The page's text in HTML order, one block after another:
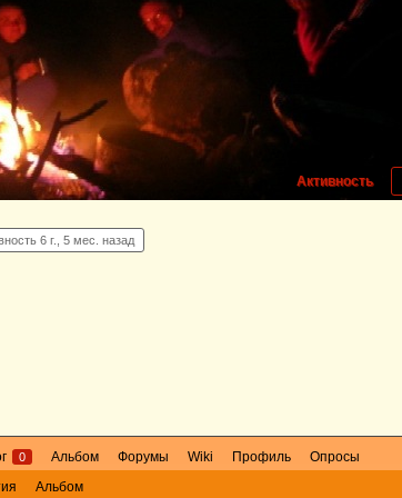
Активность
6 г., 5 мес. назад
0 Альбом Форумы Wiki Профиль
Опросы
Альбом